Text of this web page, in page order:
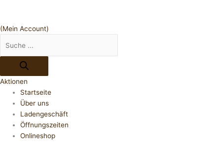
(Mein Account)
Aktionen
Startseite
Über uns
Ladengeschäft
Öffnungszeiten
Onlineshop